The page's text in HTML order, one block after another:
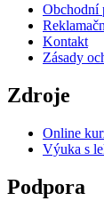
Obchodní
Kontakt
Zásady
Zdroje
Online
Výuka s
Podpora